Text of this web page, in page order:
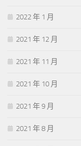
2022 年 1 月
2021 年 12 月
2021 年 11 月
2021 年 10 月
2021 年 9 月
2021 年 8 月